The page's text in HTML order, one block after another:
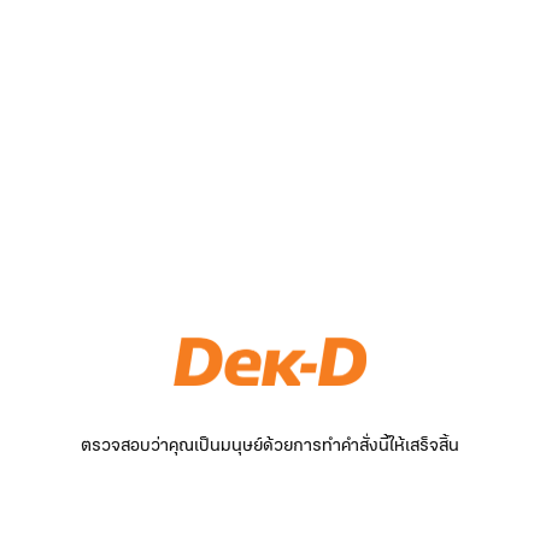
ตรวจสอบว่าคุณเป็นมนุษย์ด้วยการทำคำสั่งนี้ให้เสร็จสิ้น